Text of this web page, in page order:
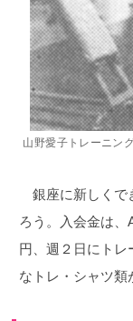
山野愛子トレーニン
銀座に新しくで
ろう。入会金は
円、週２日にト
なトレ・シャツ